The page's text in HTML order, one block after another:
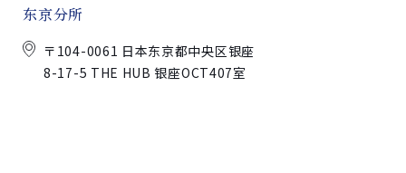
东京分所
〒104-0061 日本东京都中央区银座
8-17-5 THE HUB 银座OCT407室